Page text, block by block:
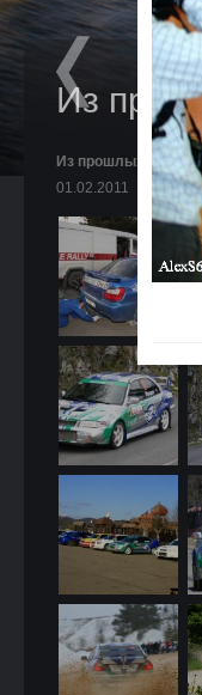
Из
Из прошлых лет.
01.02.2011